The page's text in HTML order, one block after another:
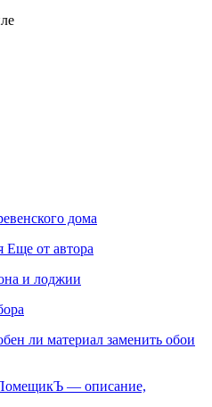
дома
Еще от автора
и лоджии
ли материал заменить обои
— описание,